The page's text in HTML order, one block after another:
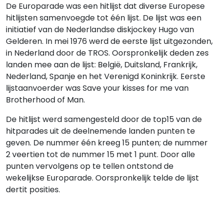
De Europarade was een hitlijst dat diverse Europese
hitlijsten samenvoegde tot één lijst. De lijst was een
initiatief van de Nederlandse diskjockey Hugo van
Gelderen. In mei 1976 werd de eerste lijst uitgezonden,
in Nederland door de TROS. Oorspronkelijk deden zes
landen mee aan de lijst: België, Duitsland, Frankrijk,
Nederland, Spanje en het Verenigd Koninkrijk. Eerste
lijstaanvoerder was Save your kisses for me van
Brotherhood of Man.
De hitlijst werd samengesteld door de top15 van de
hitparades uit de deelnemende landen punten te
geven. De nummer één kreeg 15 punten; de nummer
2 veertien tot de nummer 15 met 1 punt. Door alle
punten vervolgens op te tellen ontstond de
wekelijkse Europarade. Oorspronkelijk telde de lijst
dertit posities.